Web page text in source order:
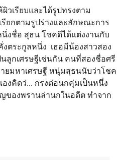
วเรียบและได้รูปทรงตาม
รียกตามรูปร่างและลักษณะการ
งชื่อ สุธน โชคดีได้แต่งงานกับ
ตระกูลหนึ่ง เธอมีน้องสาวสอง
ลูกเศรษฐีเช่นกัน คนที่สองชื่อศรี
ยมหาเศรษฐี หนุ่มสุธนนับว่าโชค
องคิดว่... กรงต่อนกคุ่มเป็นหนึ่ง
ของพรานล่านกในอดีต ทำจาก